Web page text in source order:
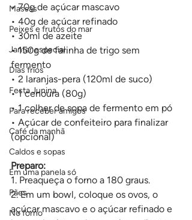
Massas
Peixes e frutos do mar
Jantar especial
Dias frios
Festa Junina
Para receber amigos
Café da manhã
Caldos e sopas
Em uma panela só
Pães
No forno
• 70g de açúcar mascavo
• 40g de açúcar refinado
• 30ml de azeite
• 150g de farinha de trigo sem
fermento
• 2 laranjas-pera (120ml de suco)
• 1 cenoura (80g)
• 1 colher de sopa de fermento em pó
• Açúcar de confeiteiro para finalizar
(opcional)
Preparo:
1. Preaqueça o forno a 180 graus.
2. Em um bowl, coloque os ovos, o
açúcar mascavo e o açúcar refinado e